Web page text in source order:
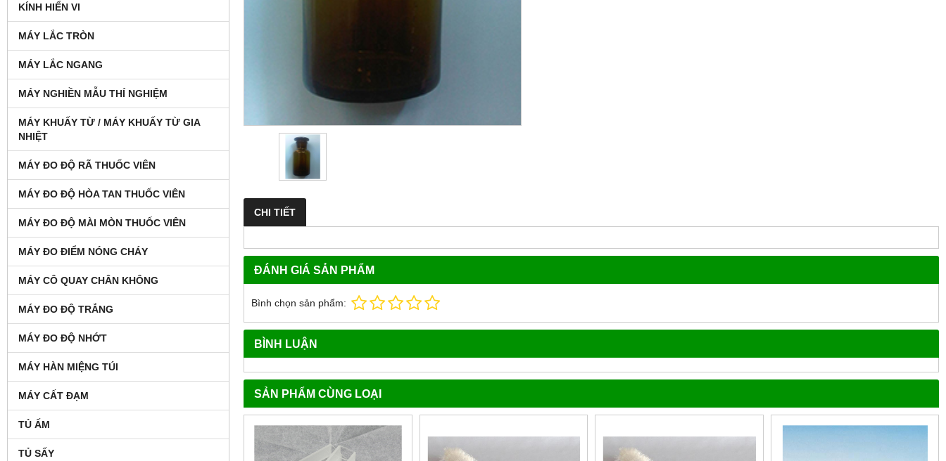
KÍNH HIỂN VI
MÁY LẮC TRÒN
MÁY LẮC NGANG
MÁY NGHIỀN MẪU THÍ NGHIỆM
MÁY KHUẤY TỪ / MÁY KHUẤY TỪ GIA
NHIỆT
MÁY ĐO ĐỘ RÃ THUỐC VIÊN
MÁY ĐO ĐỘ HÒA TAN THUỐC VIÊN
MÁY ĐO ĐỘ MÀI MÒN THUỐC VIÊN
MÁY ĐO ĐIỂM NÓNG CHÁY
MÁY CÔ QUAY CHÂN KHÔNG
MÁY ĐO ĐỘ TRẮNG
MÁY ĐO ĐỘ NHỚT
MÁY HÀN MIỆNG TÚI
MÁY CẤT ĐẠM
TỦ ẤM
TỦ SẤY
CHI TIẾT
ĐÁNH GIÁ SẢN PHẨM
Bình chọn sản phẩm:
BÌNH LUẬN
SẢN PHẨM CÙNG LOẠI